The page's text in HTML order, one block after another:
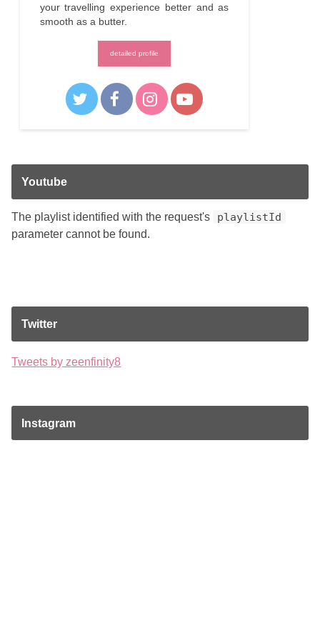
your travelling experience better and as
smooth as a butter.
detailed profile
Youtube
The playlist identified with the request's playlistId
parameter cannot be found.
Twitter
Tweets by zeenfinity8
Instagram